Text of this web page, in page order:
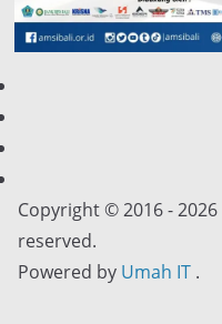
Copyright © 2016 - 2026
reserved.
Powered by Umah IT .